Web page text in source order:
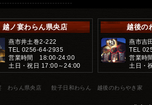
越ノ宴わらん県央店
燕市井土巻2-222
TEL 0256-64-2935
営業時間 18:00-24:00
土日・祝日 17:00～24:00
越後の
燕市吉
TEL
営業時
土日・
わらん県央店 餃子日和わらん 越後のわらやき家